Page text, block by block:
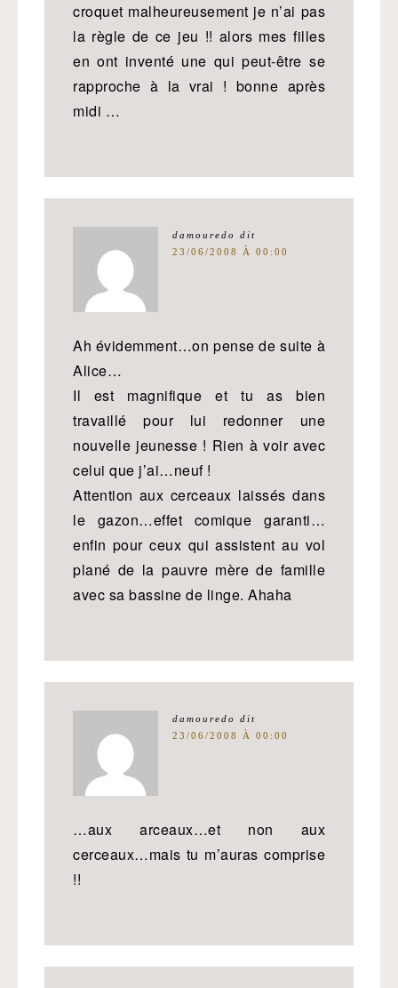
croquet malheureusement je n’ai pas
la règle de ce jeu !! alors mes filles
en ont inventé une qui peut-être se
rapproche à la vrai ! bonne après
midi …
damouredo
dit
23/06/2008 À 00:00
Ah évidemment…on pense de suite à
Alice…
Il est magnifique et tu as bien
travaillé pour lui redonner une
nouvelle jeunesse ! Rien à voir avec
celui que j’ai…neuf !
Attention aux cerceaux laissés dans
le gazon…effet comique garanti…
enfin pour ceux qui assistent au vol
plané de la pauvre mère de famille
avec sa bassine de linge. Ahaha
damouredo
dit
23/06/2008 À 00:00
…aux arceaux…et non aux
cerceaux…mais tu m’auras comprise
!!